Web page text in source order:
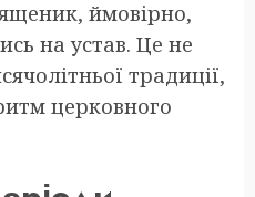
ймовірно,
на устав. Це не
традиції,
церковного